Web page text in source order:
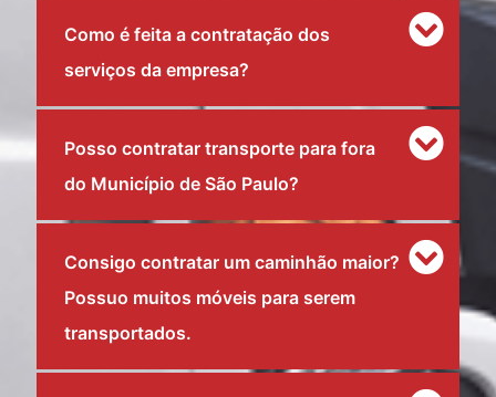
Como é feita a contratação dos
serviços da empresa?
Posso contratar transporte para fora
do Município de São Paulo?
Consigo contratar um caminhão maior?
Possuo muitos móveis para serem
transportados.